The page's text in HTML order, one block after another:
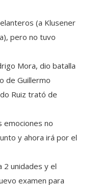
(a Klusener
pero no tuvo
Mora, dio batalla
de Guillermo
Ruiz trató de
emociones no
y ahora irá por el
2 unidades y el
examen para